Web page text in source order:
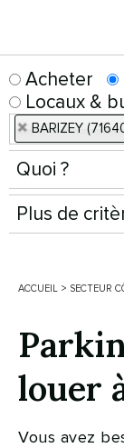
Acheter
Locaux &
BARIZEY
ACCUEIL > SECTEUR
louer
Vous avez